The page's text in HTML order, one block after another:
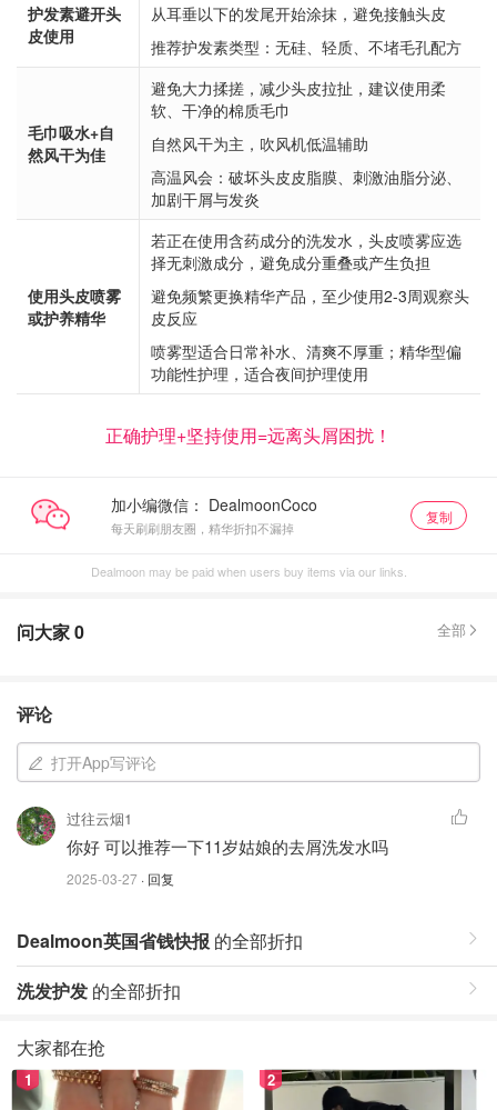
护发素避开头
皮使用
从耳垂以下的发尾开始涂抹，避免接触头皮
推荐护发素类型：无硅、轻质、不堵毛孔配方
毛巾吸水+自
然风干为佳
避免大力揉搓，减少头皮拉扯，建议使用柔
软、干净的棉质毛巾
自然风干为主，吹风机低温辅助
高温风会：破坏头皮皮脂膜、刺激油脂分泌、
加剧干屑与发炎
使用头皮喷雾
或护养精华
若正在使用含药成分的洗发水，头皮喷雾应选
择无刺激成分，避免成分重叠或产生负担
避免频繁更换精华产品，至少使用2-3周观察头
皮反应
喷雾型适合日常补水、清爽不厚重；精华型偏
功能性护理，适合夜间护理使用
正确护理+坚持使用=远离头屑困扰！
加小编微信：
每天刷刷朋友圈，精华折扣不漏掉
复制
Dealmoon may be paid when users buy items via our links.
问大家0 全部
评论
打开App写评论
过往云烟1
你好 可以推荐一下11岁姑娘的去屑洗发水吗
2025-03-27 · 回复
Dealmoon英国省钱快报 的全部折扣
洗发护发 的全部折扣
大家都在抢
1 2